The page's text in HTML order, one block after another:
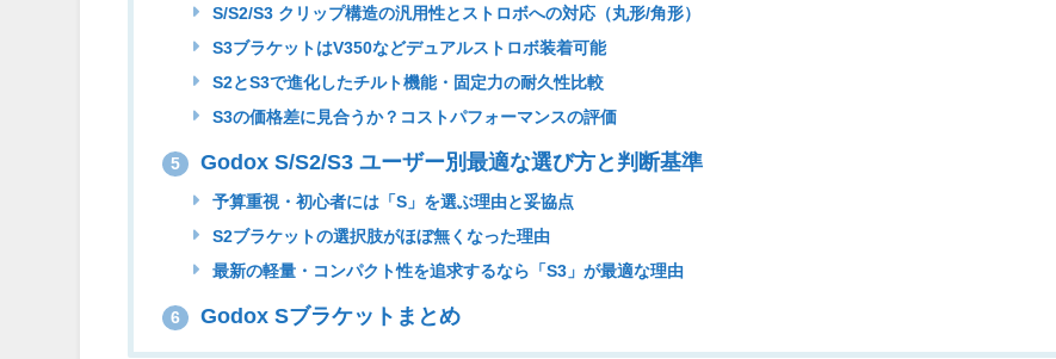
S/S2/S3 クリップ構造の汎用性とストロボへの対応（丸形/角形）
S3ブラケットはV350などデュアルストロボ装着可能
S2とS3で進化したチルト機能・固定力の耐久性比較
S3の価格差に見合うか？コストパフォーマンスの評価
5 Godox S/S2/S3 ユーザー別最適な選び方と判断基準
予算重視・初心者には「S」を選ぶ理由と妥協点
S2ブラケットの選択肢がほぼ無くなった理由
最新の軽量・コンパクト性を追求するなら「S3」が最適な理由
6 Godox Sブラケットまとめ